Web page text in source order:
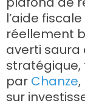
l’aide
réellement
averti saura
stratégique,
par Chanze
sur